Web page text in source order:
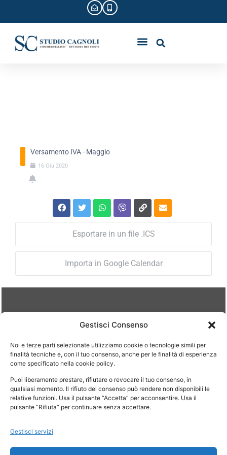
Gestisci Consenso
Noi e terze parti selezionate utilizziamo cookie o tecnologie simili per
finalità tecniche e, con il tuo consenso, anche per le finalità di esperienza
come specificato nella cookie policy.
Puoi liberamente prestare, rifiutare o revocare il tuo consenso, in
qualsiasi momento. Il rifiuto del consenso può rendere non disponibili le
relative funzioni. Usa il pulsante “Accetta” per acconsentire. Usa il
pulsante “Rifiuta” per continuare senza accettare.
Gestisci servizi
Versamento IVA - Maggio
16 Giu 2020
Esportare in un file .ICS
Importa in Google Calendar
ORARI DI APERTURA
Il mercoledì lo studio è chiuso per disbrigo pratiche
interne.
Si riceve su appuntamento